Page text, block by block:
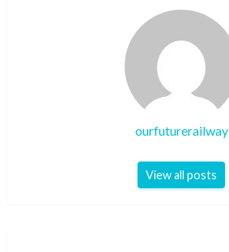
ourfuturerailway
View all posts